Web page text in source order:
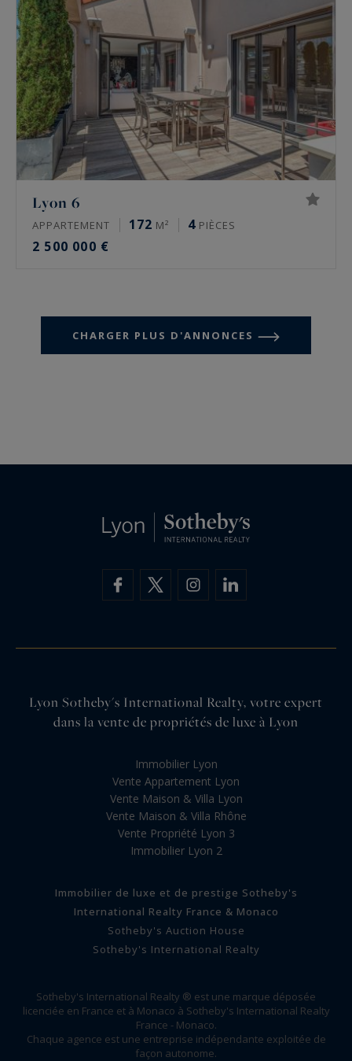
Lyon 6
APPARTEMENT 172 M² 4 PIÈCES
2 500 000 €
CHARGER PLUS D'ANNONCES
Lyon Sotheby's International Realty, votre expert
dans la vente de propriétés de luxe à Lyon
Immobilier Lyon
Vente Appartement Lyon
Vente Maison & Villa Lyon
Vente Maison & Villa Rhône
Vente Propriété Lyon 3
Immobilier Lyon 2
Immobilier de luxe et de prestige Sotheby's
International Realty France & Monaco
Sotheby's Auction House
Sotheby's International Realty
Sotheby's International Realty ® est une marque déposée
licenciée en France et à Monaco à Sotheby's International Realty
France - Monaco.
Chaque agence est une entreprise indépendante exploitée de
façon autonome.